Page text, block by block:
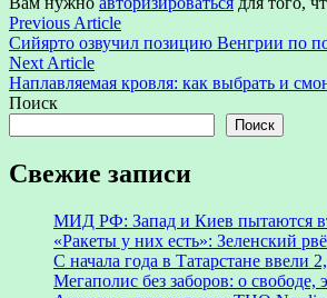
Навигация
по
записям
Previous ArticlePrevious
article:
Сийярто озвучил позицию Венгрии по
Next ArticleNext
article:
Наплавляемая кровля: как выбрать и
Поиск
Поиск
Свежие записи
МИД РФ: Запад и Киев пытаются
«Ракеты у них есть»: Зеленский
С начала года в Татарстане ввели
Мегаполис без заборов: о